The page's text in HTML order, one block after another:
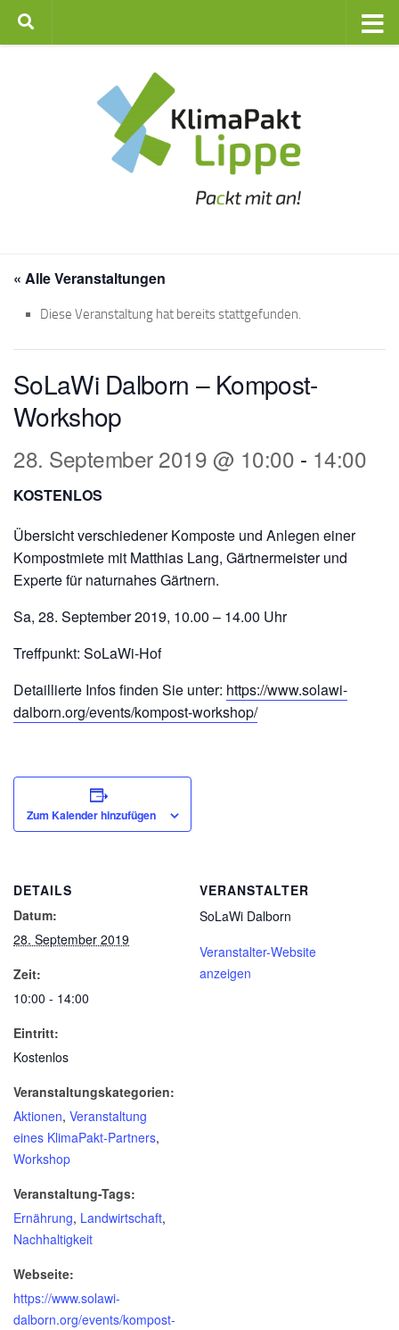
Zum Inhalt springen
« Alle Veranstaltungen
Diese Veranstaltung hat bereits stattgefunden.
SoLaWi Dalborn – Kompost-
Workshop
28. September 2019 @ 10:00 - 14:00
KOSTENLOS
Übersicht verschiedener Komposte und Anlegen einer
Kompostmiete mit Matthias Lang, Gärtnermeister und
Experte für naturnahes Gärtnern.
Sa, 28. September 2019, 10.00 – 14.00 Uhr
Treffpunkt: SoLaWi-Hof
Detaillierte Infos finden Sie unter: https://www.solawi-
dalborn.org/events/kompost-workshop/
Zum Kalender hinzufügen
DETAILS
Datum:
28. September 2019
Zeit:
10:00 - 14:00
Eintritt:
Kostenlos
Veranstaltungskategorien:
Aktionen, Veranstaltung
eines KlimaPakt-Partners,
Workshop
Veranstaltung-Tags:
Ernährung, Landwirtschaft,
Nachhaltigkeit
Webseite:
https://www.solawi-
dalborn.org/events/kompost-
VERANSTALTER
SoLaWi Dalborn
Veranstalter-Website
anzeigen